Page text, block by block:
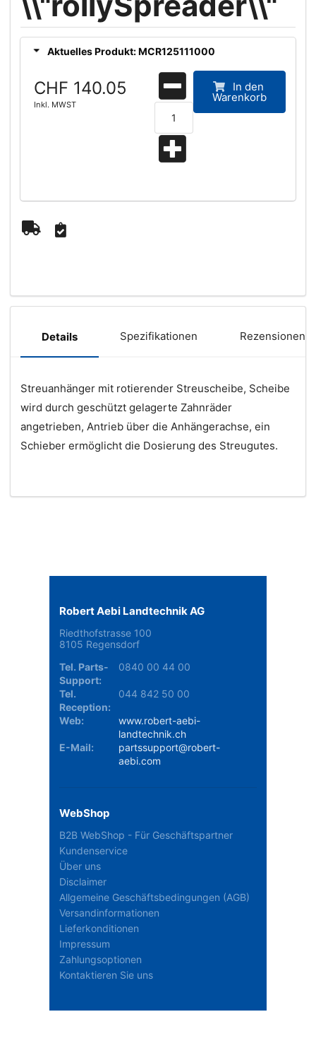
Aktuelles Produkt: MCR125111000
CHF 140.05
Inkl. MWST
In den
Warenkorb
Details Spezifikationen Rezensionen
Streuanhänger mit rotierender Streuscheibe, Scheibe
wird durch geschützt gelagerte Zahnräder
angetrieben, Antrieb über die Anhängerachse, ein
Schieber ermöglicht die Dosierung des Streugutes.
Robert Aebi Landtechnik AG
Riedthofstrasse 100
8105 Regensdorf
Tel. Parts-
Support:
0840 00 44 00
Tel.
Reception:
044 842 50 00
Web:
www.robert-aebi-
landtechnik.ch
E-Mail:
partssupport@robert-
aebi.com
WebShop
B2B WebShop - Für Geschäftspartner
Kundenservice
Über uns
Disclaimer
Allgemeine Geschäftsbedingungen (AGB)
Versandinformationen
Lieferkonditionen
Impressum
Zahlungsoptionen
Kontaktieren Sie uns